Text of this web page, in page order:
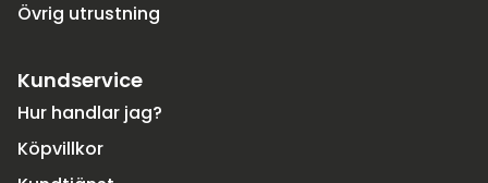
Övrig utrustning
Kundservice
Hur handlar jag?
Köpvillkor